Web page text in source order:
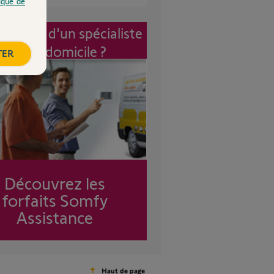
d'un spécialiste
à mon domicile ?
Découvrez les
forfaits Somfy
Assistance
Haut de page